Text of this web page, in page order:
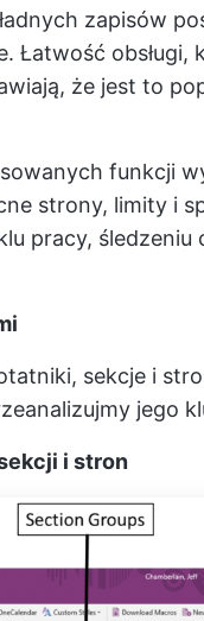
zapisów
Łatwość obsługi,
że jest to
funkcji
strony, limity i
pracy, śledzeniu
sekcje i
jego
i stron